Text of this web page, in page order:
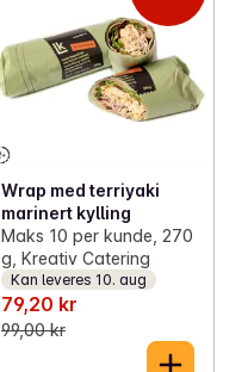
Wrap med terriyaki
marinert kylling
Maks 10 per kunde, 270
g, Kreativ Catering
Kan leveres 10. aug
79,20 kr
99,00 kr